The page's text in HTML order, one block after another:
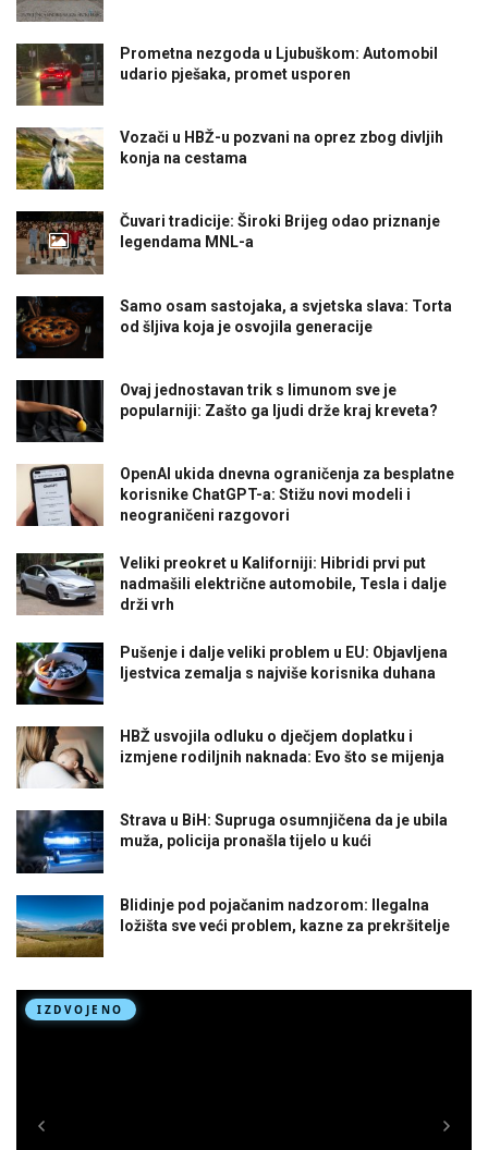
Prometna nezgoda u Ljubuškom: Automobil
udario pješaka, promet usporen
Vozači u HBŽ-u pozvani na oprez zbog divljih
konja na cestama
Čuvari tradicije: Široki Brijeg odao priznanje
legendama MNL-a
Samo osam sastojaka, a svjetska slava: Torta
od šljiva koja je osvojila generacije
Ovaj jednostavan trik s limunom sve je
popularniji: Zašto ga ljudi drže kraj kreveta?
OpenAI ukida dnevna ograničenja za besplatne
korisnike ChatGPT-a: Stižu novi modeli i
neograničeni razgovori
Veliki preokret u Kaliforniji: Hibridi prvi put
nadmašili električne automobile, Tesla i dalje
drži vrh
Pušenje i dalje veliki problem u EU: Objavljena
ljestvica zemalja s najviše korisnika duhana
HBŽ usvojila odluku o dječjem doplatku i
izmjene rodiljnih naknada: Evo što se mijenja
Strava u BiH: Supruga osumnjičena da je ubila
muža, policija pronašla tijelo u kući
Blidinje pod pojačanim nadzorom: Ilegalna
ložišta sve veći problem, kazne za prekršitelje